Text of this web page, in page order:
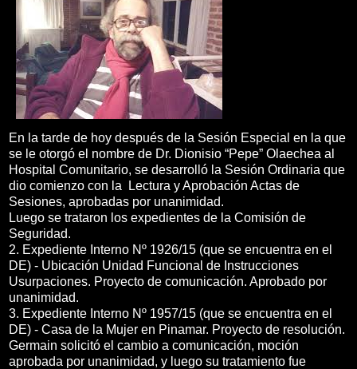
En la tarde de hoy después de la Sesión Especial en la que
se le otorgó el nombre de Dr. Dionisio “Pepe” Olaechea al
Hospital Comunitario, se desarrolló la Sesión Ordinaria que
dio comienzo con la Lectura y Aprobación Actas de
Sesiones, aprobadas por unanimidad.
Luego se trataron los expedientes de la Comisión de
Seguridad.
2. Expediente Interno Nº 1926/15 (que se encuentra en el
DE) - Ubicación Unidad Funcional de Instrucciones
Usurpaciones. Proyecto de comunicación. Aprobado por
unanimidad.
3. Expediente Interno Nº 1957/15 (que se encuentra en el
DE) - Casa de la Mujer en Pinamar. Proyecto de resolución.
Germain solicitó el cambio a comunicación, moción
aprobada por unanimidad, y luego su tratamiento fue